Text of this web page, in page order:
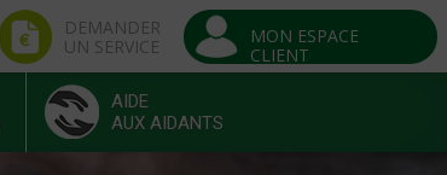
DEMANDER
UN SERVICE
MON ESPACE
CLIENT
AIDE
AUX AIDANTS